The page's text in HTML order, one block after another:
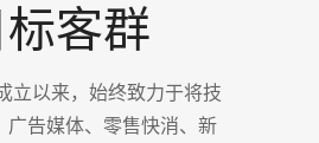
客群
立以来，始终致力于将技
告媒体、零售快消、新